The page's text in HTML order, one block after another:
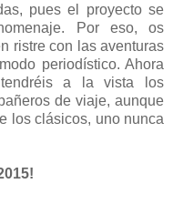
pues el proyecto se
Por eso, os
ristre con las aventuras
periodístico. Ahora
a la vista los
de viaje, aunque
los clásicos, uno nunca